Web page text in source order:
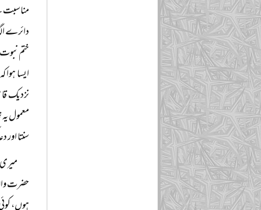
مناسبت
دائرے
ختم
ایسا
نزدیک
معمول
سنتا
حضرت